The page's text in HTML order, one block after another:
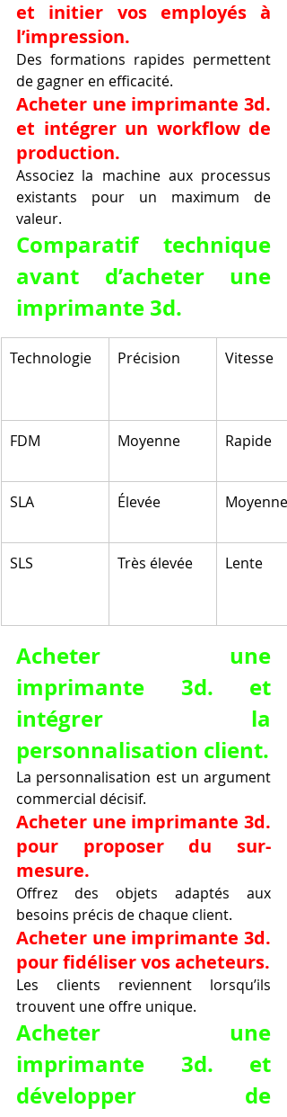
et initier vos employés à
l’impression.
Des formations rapides permettent
de gagner en efficacité.
Acheter une imprimante 3d.
et intégrer un workflow de
production.
Associez la machine aux processus
existants pour un maximum de
valeur.
Comparatif technique
avant d’acheter une
imprimante 3d.
Technologie Précision Vitesse
FDM Moyenne Rapide
SLA Élevée Moyenne
SLS Très élevée Lente
Acheter une
imprimante 3d. et
intégrer la
personnalisation client.
La personnalisation est un argument
commercial décisif.
Acheter une imprimante 3d.
pour proposer du sur-
mesure.
Offrez des objets adaptés aux
besoins précis de chaque client.
Acheter une imprimante 3d.
pour fidéliser vos acheteurs.
Les clients reviennent lorsqu’ils
trouvent une offre unique.
Acheter une
imprimante 3d. et
développer de